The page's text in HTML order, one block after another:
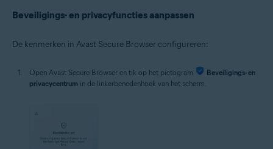
Beveiligings- en privacyfuncties aanpassen
De kenmerken in Avast Secure Browser configureren:
Open Avast Secure Browser en tik op het pictogram
Beveiligings- en
privacycentrum in de linkerbenedenhoek van het scherm.